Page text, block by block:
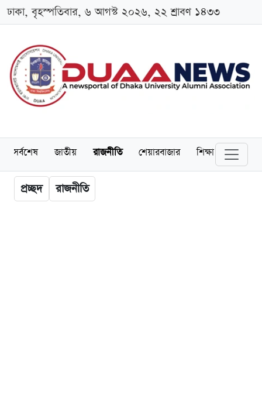
ঢাকা, বৃহস্পতিবার, ৬ আগস্ট ২০২৬, ২২ শ্রাবণ ১৪৩৩
সর্বশেষ জাতীয় রাজনীতি শেয়ারবাজার শিক্ষা
প্রচ্ছদ রাজনীতি